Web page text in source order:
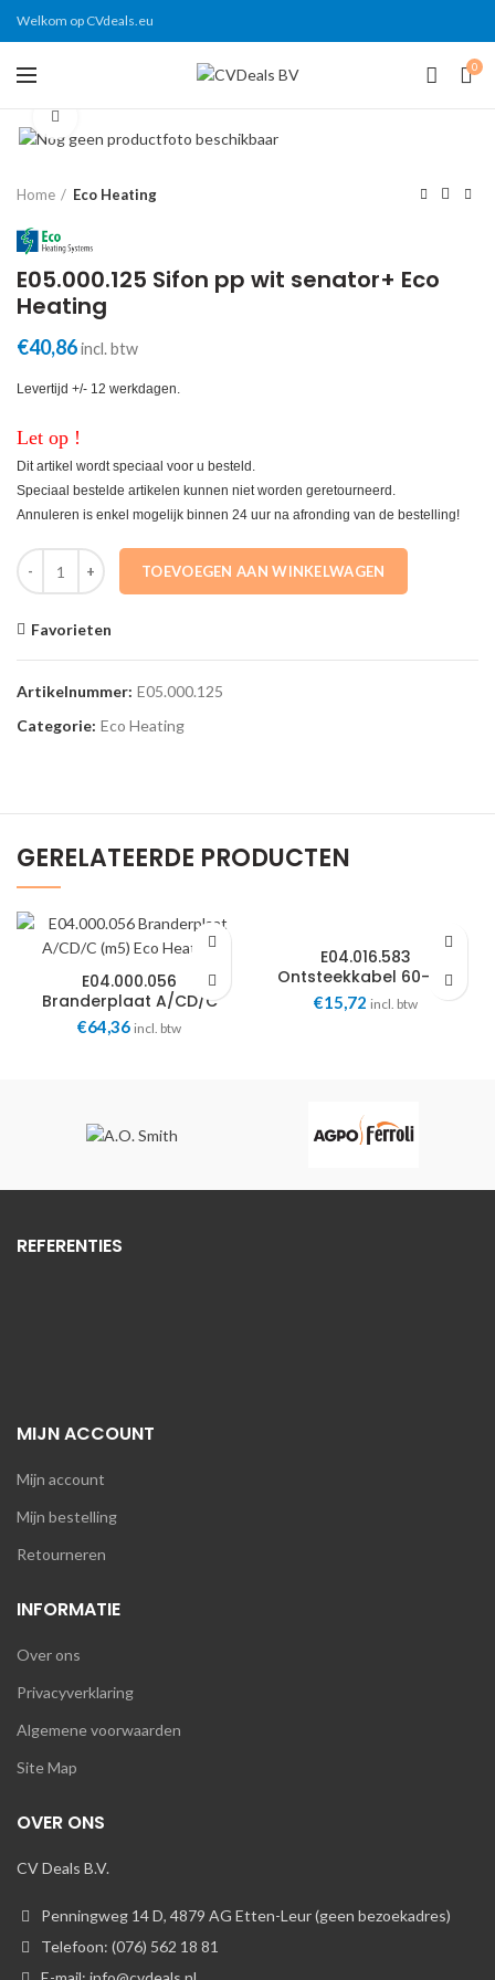
Welkom op CVdeals.eu
0
Home Eco Heating
E05.000.125 Sifon pp wit senator+ Eco
Heating
€40,86incl. btw
Levertijd +/- 12 werkdagen.
Let op !
Dit artikel wordt speciaal voor u besteld.
Speciaal bestelde artikelen kunnen niet worden geretourneerd.
Annuleren is enkel mogelijk binnen 24 uur na afronding van de bestelling!
E05.000.125 Sifon pp wit senator+ Eco Heating aantal
TOEVOEGEN AAN WINKELWAGEN
Favorieten
Artikelnummer: E05.000.125
Categorie: Eco Heating
GERELATEERDE PRODUCTEN
E04.000.056
Branderplaat A/CD/C
(m5) Eco Heating
€64,36 incl. btw
E04.016.583
Ontsteekkabel 60-180
BIC Eco Heating
€15,72 incl. btw
REFERENTIES
MIJN ACCOUNT
Mijn account
Mijn bestelling
Retourneren
INFORMATIE
Over ons
Privacyverklaring
Algemene voorwaarden
Site Map
OVER ONS
CV Deals B.V.
Penningweg 14 D, 4879 AG Etten-Leur (geen bezoekadres)
Telefoon: (076) 562 18 81